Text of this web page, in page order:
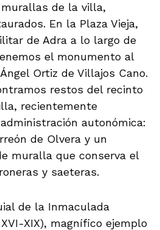
de la villa,
En la Plaza Vieja,
de Adra a lo largo de
el monumento al
Ortiz de Villajos Cano.
restos del recinto
recientemente
autonómica:
de Olvera y un
muralla que conserva el
y saeteras.
de la Inmaculada
XIX), magnífico ejemplo